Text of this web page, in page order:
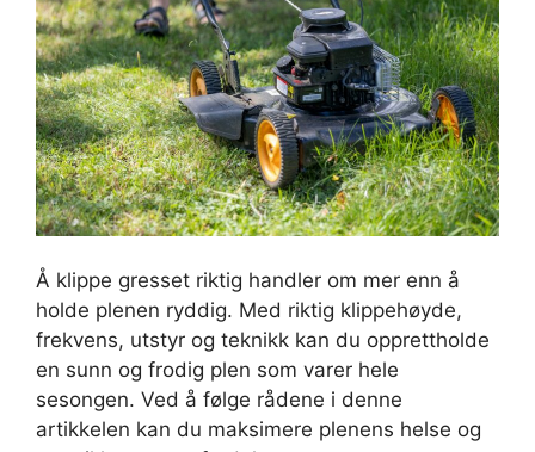
Å klippe gresset riktig handler om mer enn å
holde plenen ryddig. Med riktig klippehøyde,
frekvens, utstyr og teknikk kan du opprettholde
en sunn og frodig plen som varer hele
sesongen. Ved å følge rådene i denne
artikkelen kan du maksimere plenens helse og